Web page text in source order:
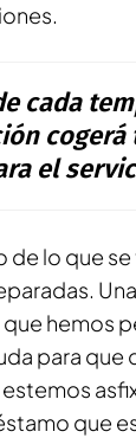
cada
cogerá
el
de lo que
que hemos
para que
que